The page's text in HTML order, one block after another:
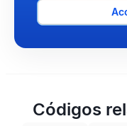
Códigos